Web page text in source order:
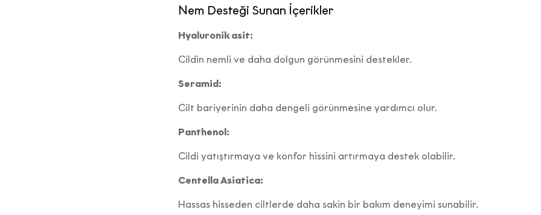
Nem Desteği Sunan İçerikler
Hyaluronik asit:
Cildin nemli ve daha dolgun görünmesini destekler.
Seramid:
Cilt bariyerinin daha dengeli görünmesine yardımcı olur.
Panthenol:
Cildi yatıştırmaya ve konfor hissini artırmaya destek olabilir.
Centella Asiatica:
Hassas hisseden ciltlerde daha sakin bir bakım deneyimi sunabilir.
yönetilmesine imkan tanıyan İleti Yönetim Sistemi ile,
ortaklarına,
İnternet sitesi sunucularımızın ve e-posta altyapısının yurtdışında
Belirtilen kişisel veri işleme şartları ve (b) kısmında belirtilen